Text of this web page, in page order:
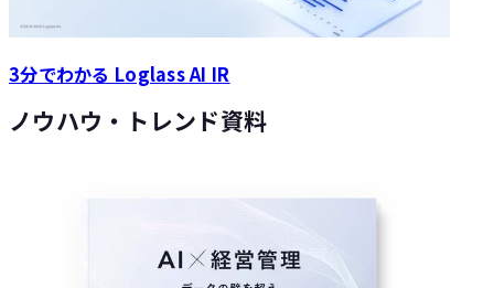
3分でわかる Loglass AI IR
ノウハウ・トレンド資料